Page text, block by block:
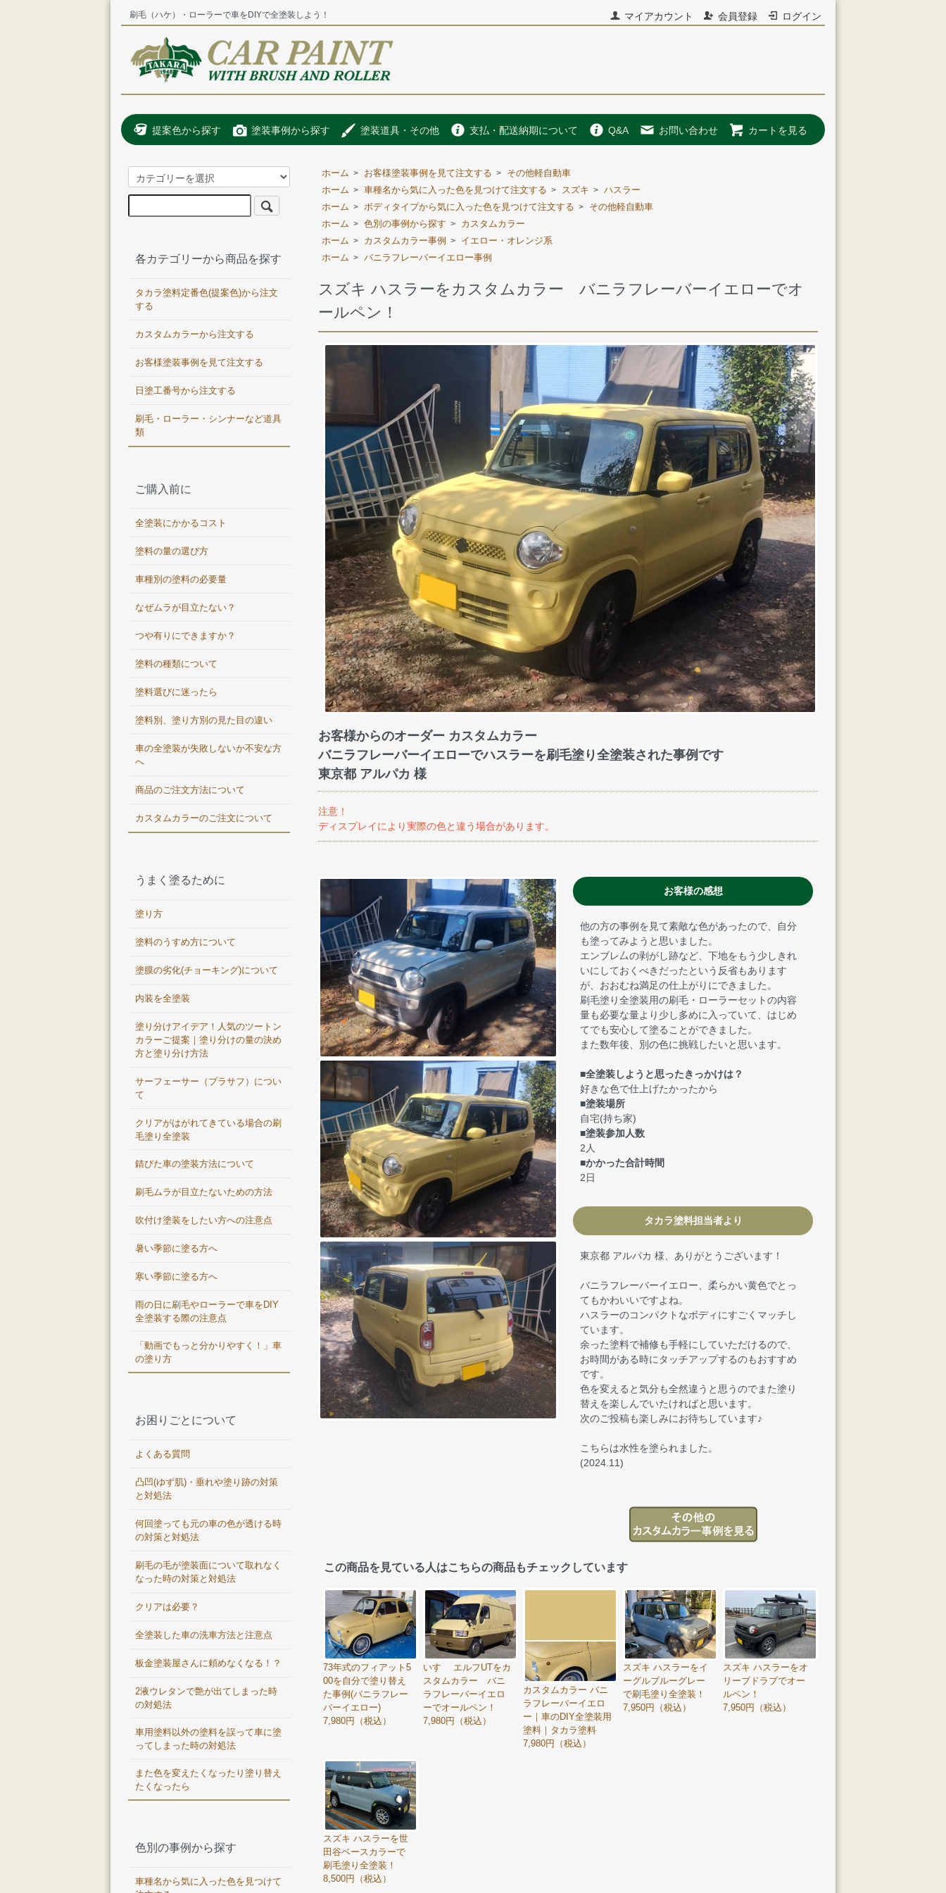
マイアカウント 会員登録 ログイン
刷毛（ハケ）・ローラーで車をDIYで全塗装しよう！
提案色から探す 塗装事例から探す 塗装道具・その他 支払・配送納期について Q&A お問い合わせ カートを見る
ホーム > お客様塗装事例を見て注文する >
その他軽自動車
ホーム > 車種名から気に入った色を見つけて注文する > スズキ > ハスラー
ホーム > ボディタイプから気に入った色を見つけて注文する >
その他軽自動車
ホーム > 色別の事例から探す >
カスタムカラー
ホーム > カスタムカラー事例 >
イエロー・オレンジ系
ホーム > バニラフレーバーイエロー事例
スズキ ハスラーをカスタムカラー バニラフレーバーイエローでオ
ールペン！
お客様からのオーダー カスタムカラー
バニラフレーバーイエローでハスラーを刷毛塗り全塗装された事例です
東京都 アルパカ 様
注意！
ディスプレイにより実際の色と違う場合があります。
お客様の感想
他の方の事例を見て素敵な色があったので、自分
も塗ってみようと思いました。
エンブレ厶の剥がし跡など、下地をもう少しきれ
いにしておくべきだったという反省もあります
が、おおむね満足の仕上がりにできました。
刷毛塗り全塗装用の刷毛・ローラーセットの内容
量も必要な量より少し多めに入っていて、はじめ
てでも安心して塗ることができました。
また数年後、別の色に挑戦したいと思います。
■全塗装しようと思ったきっかけは？
好きな色で仕上げたかったから
■塗装場所
自宅(持ち家)
■塗装参加人数
2人
■かかった合計時間
2日
タカラ塗料担当者より
東京都 アルパカ 様、ありがとうございます！
バニラフレーバーイエロー、柔らかい黄色でとっ
てもかわいいですよね。
ハスラーのコンパクトなボディにすごくマッチし
ています。
余った塗料で補修も手軽にしていただけるので、
お時間がある時にタッチアップするのもおすすめ
です。
色を変えると気分も全然違うと思うのでまた塗り
替えを楽しんでいたければと思います。
次のご投稿も楽しみにお待ちしています♪
こちらは水性を塗られました。
(2024.11)
この商品を見ている人はこちらの商品もチェックしています
73年式のフィアット5
00を自分で塗り替え
た事例(バニラフレー
バーイエロー)
7,980円（税込）
いすゞ エルフUTをカ
スタムカラー バニ
ラフレーバーイエロ
ーでオールペン！
7,980円（税込）
カスタムカラー バニ
ラフレーバーイエロ
ー｜車のDIY全塗装用
塗料｜タカラ塗料
7,980円（税込）
スズキ ハスラーをイ
ーグルブルーグレー
で刷毛塗り全塗装！
7,950円（税込）
スズキ ハスラーをオ
リーブドラブでオー
ルペン！
7,950円（税込）
スズキ ハスラーを世
田谷ベースカラーで
刷毛塗り全塗装！
8,500円（税込）
各カテゴリーから商品を探す
タカラ塗料定番色(提案色)から注文
する
カスタムカラーから注文する
お客様塗装事例を見て注文する
日塗工番号から注文する
刷毛・ローラー・シンナーなど道具
類
ご購入前に
全塗装にかかるコスト
塗料の量の選び方
車種別の塗料の必要量
なぜムラが目立たない？
つや有りにできますか？
塗料の種類について
塗料選びに迷ったら
塗料別、塗り方別の見た目の違い
車の全塗装が失敗しないか不安な方
へ
商品のご注文方法について
カスタムカラーのご注文について
うまく塗るために
塗り方
塗料のうすめ方について
塗膜の劣化(チョーキング)について
内装を全塗装
塗り分けアイデア！人気のツートン
カラーご提案｜塗り分けの量の決め
方と塗り分け方法
サーフェーサー（プラサフ）につい
て
クリアがはがれてきている場合の刷
毛塗り全塗装
錆びた車の塗装方法について
刷毛ムラが目立たないための方法
吹付け塗装をしたい方への注意点
暑い季節に塗る方へ
寒い季節に塗る方へ
雨の日に刷毛やローラーで車をDIY
全塗装する際の注意点
「動画でもっと分かりやすく！」車
の塗り方
お困りごとについて
よくある質問
凸凹(ゆず肌)・垂れや塗り跡の対策
と対処法
何回塗っても元の車の色が透ける時
の対策と対処法
刷毛の毛が塗装面について取れなく
なった時の対策と対処法
クリアは必要？
全塗装した車の洗車方法と注意点
板金塗装屋さんに頼めなくなる！？
2液ウレタンで艶が出てしまった時
の対処法
車用塗料以外の塗料を誤って車に塗
ってしまった時の対処法
また色を変えたくなったり塗り替え
たくなったら
色別の事例から探す
車種名から気に入った色を見つけて